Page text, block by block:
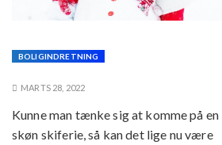
BOLIGINDRETNING
MARTS 28, 2022
Kunne man tænke sig at komme på en
skøn skiferie, så kan det lige nu være